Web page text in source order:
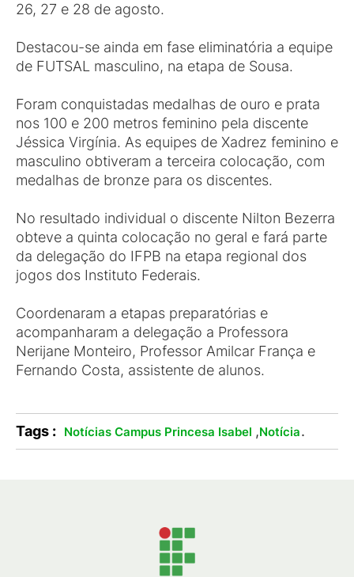
26, 27 e 28 de agosto.
Destacou-se ainda em fase eliminatória a equipe
de FUTSAL masculino, na etapa de Sousa.
Foram conquistadas medalhas de ouro e prata
nos 100 e 200 metros feminino pela discente
Jéssica Virgínia. As equipes de Xadrez feminino e
masculino obtiveram a terceira colocação, com
medalhas de bronze para os discentes.
No resultado individual o discente Nilton Bezerra
obteve a quinta colocação no geral e fará parte
da delegação do IFPB na etapa regional dos
jogos dos Instituto Federais.
Coordenaram a etapas preparatórias e
acompanharam a delegação a Professora
Nerijane Monteiro, Professor Amilcar França e
Fernando Costa, assistente de alunos.
Tags : Notícias Campus Princesa Isabel ,Notícia.